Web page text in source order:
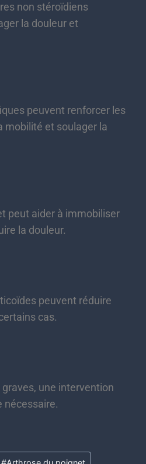
non stéroïdiens
la douleur et
peuvent renforcer les
mobilité et soulager la
peut aider à immobiliser
la douleur.
peuvent réduire
cas.
une intervention
nécessaire.